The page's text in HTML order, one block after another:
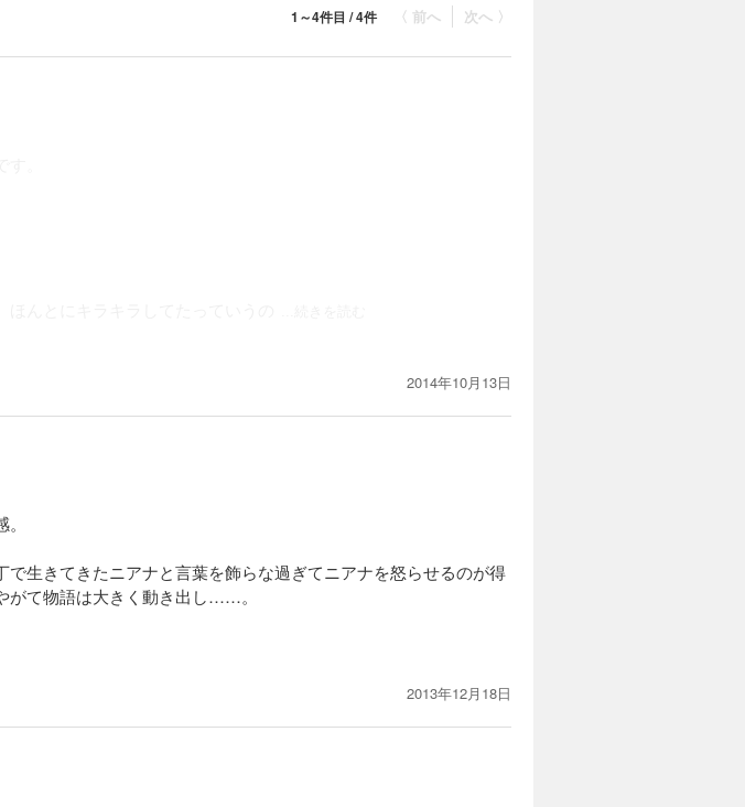
次へ 〉
〈 前へ
1～4件目 / 4件
た。普通なら予想がつくのに。
2014年10月13日
生きてきたニアナと言葉を飾らな過ぎてニアナを怒らせるのが得
がて物語は大きく動き出し……。
ところが大好きなので残っていてよかったです。
書としては使えません）も大変楽しく拝読しました。ああー、楽
2013年12月18日